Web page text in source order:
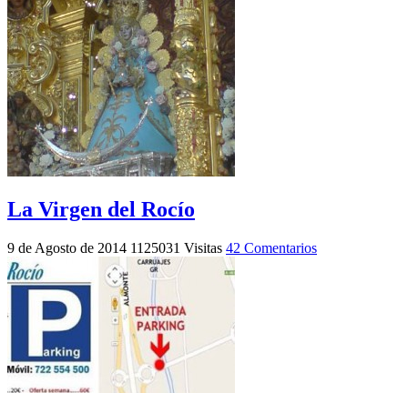
La Virgen del Rocío
9 de Agosto de 2014 1125031 Visitas 42 Comentarios